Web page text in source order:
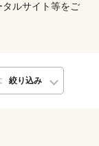
タルサイト等をご
絞り込み